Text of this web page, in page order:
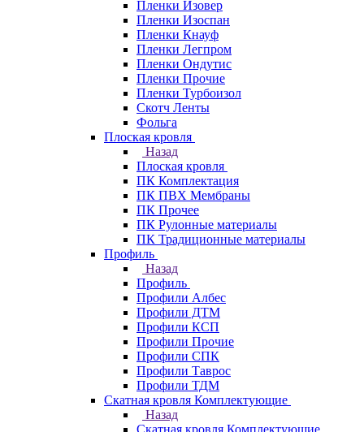
Пленки Изовер
Пленки Изоспан
Пленки Кнауф
Пленки Легпром
Пленки Ондутис
Пленки Прочие
Пленки Турбоизол
Скотч Ленты
Фольга
Плоская кровля
Назад
Плоская кровля
ПК Комплектация
ПК ПВХ Мембраны
ПК Прочее
ПК Рулонные материалы
ПК Традиционные материалы
Профиль
Назад
Профиль
Профили Албес
Профили ДТМ
Профили КСП
Профили Прочие
Профили СПК
Профили Таврос
Профили ТДМ
Скатная кровля Комплектующие
Назад
Скатная кровля Комплектующие